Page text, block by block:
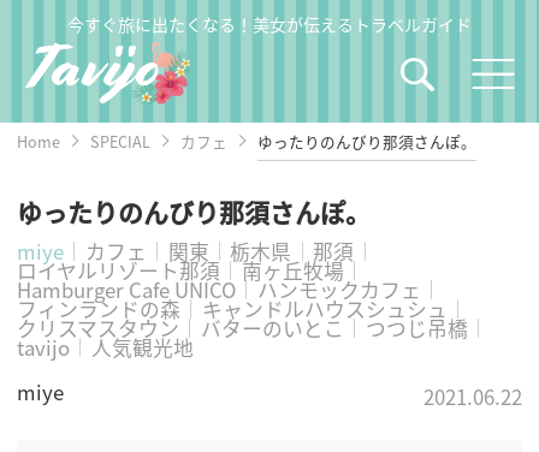
今すぐ旅に出たくなる！美女が伝えるトラベルガイド
Home SPECIAL カフェ ゆったりのんびり那須さんぽ。
ゆったりのんびり那須さんぽ。
miye カフェ 関東 栃木県 那須
ロイヤルリゾート那須 南ヶ丘牧場
Hamburger Cafe UNICO ハンモックカフェ
フィンランドの森 キャンドルハウスシュシュ
クリスマスタウン バターのいとこ つつじ吊橋
tavijo
人気観光地
miye
2021.06.22